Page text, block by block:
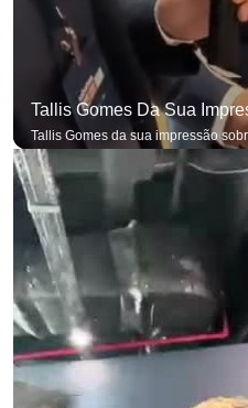
Tallis Gomes Da Sua